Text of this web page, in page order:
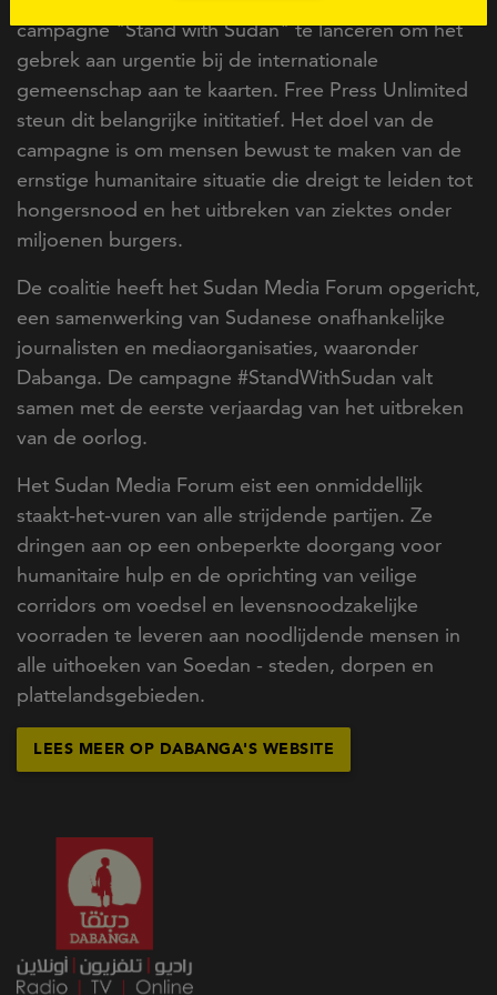
campagne "Stand with Sudan" te lanceren om het
gebrek aan urgentie bij de internationale
gemeenschap aan te kaarten. Free Press Unlimited
steun dit belangrijke inititatief. Het doel van de
campagne is om mensen bewust te maken van de
ernstige humanitaire situatie die dreigt te leiden tot
hongersnood en het uitbreken van ziektes onder
miljoenen burgers.
De coalitie heeft het Sudan Media Forum opgericht,
een samenwerking van Sudanese onafhankelijke
journalisten en mediaorganisaties, waaronder
Dabanga. De campagne #StandWithSudan valt
samen met de eerste verjaardag van het uitbreken
van de oorlog.
Het Sudan Media Forum eist een onmiddellijk
staakt-het-vuren van alle strijdende partijen. Ze
dringen aan op een onbeperkte doorgang voor
humanitaire hulp en de oprichting van veilige
corridors om voedsel en levensnoodzakelijke
voorraden te leveren aan noodlijdende mensen in
alle uithoeken van Soedan - steden, dorpen en
plattelandsgebieden.
LEES MEER OP DABANGA'S WEBSITE